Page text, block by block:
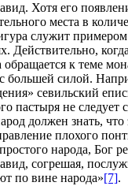
Хотя его
места в
служит
Действительно,
обращается к теме
большей силой.
севильский
пастыря не следует
должен знать,
плохого
народа, Бог
согрешая,
по вине народа»[7].